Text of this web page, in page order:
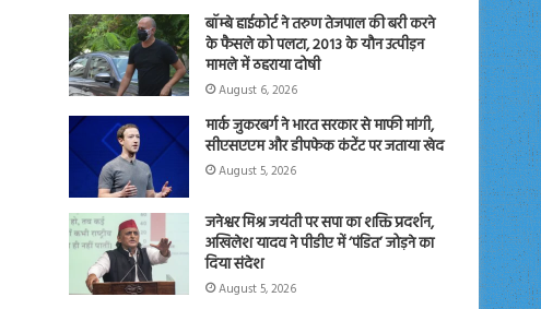
बॉम्बे हाईकोर्ट ने तरुण तेजपाल की बरी करने
के फैसले को पलटा, 2013 के यौन उत्पीड़न
मामले में ठहराया दोषी
August 6, 2026
मार्क जुकरबर्ग ने भारत सरकार से माफी मांगी,
सीएसएएम और डीपफेक कंटेंट पर जताया खेद
August 5, 2026
जनेश्वर मिश्र जयंती पर सपा का शक्ति प्रदर्शन,
अखिलेश यादव ने पीडीए में ‘पंडित’ जोड़ने का
दिया संदेश
August 5, 2026